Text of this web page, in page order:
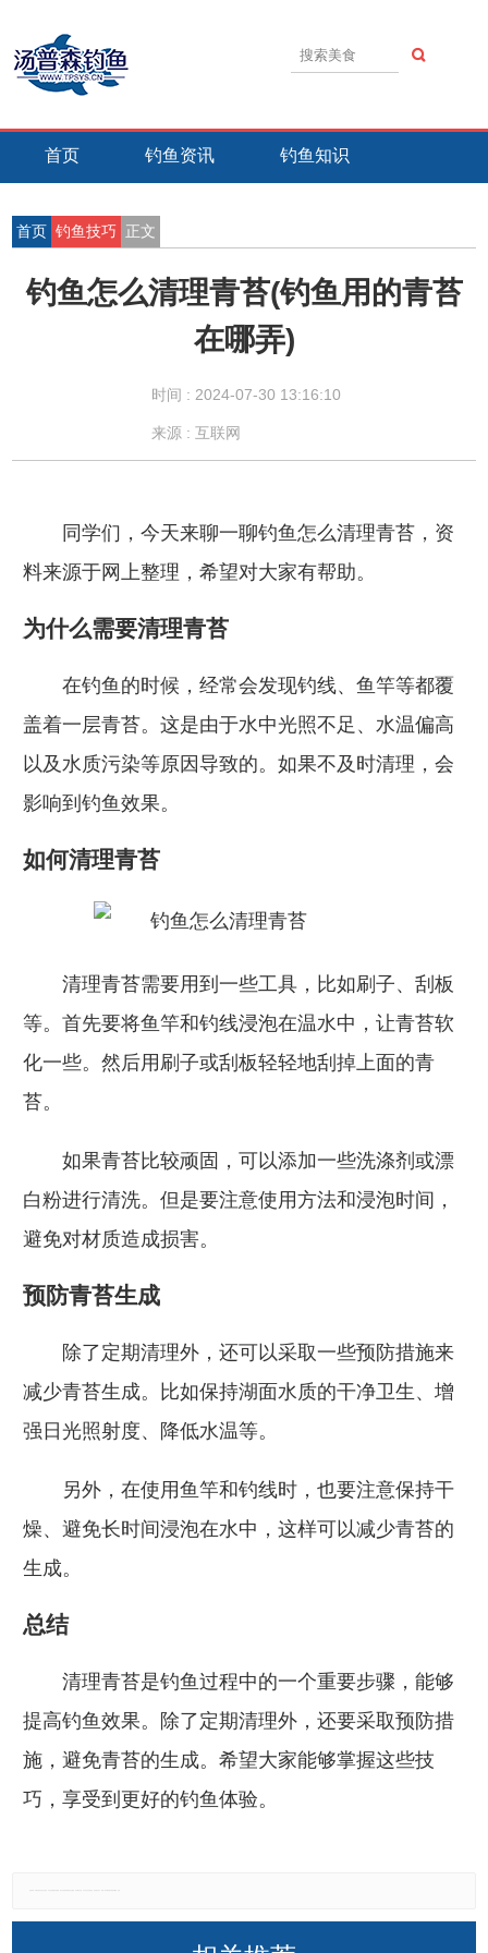
首页 钓鱼资讯 钓鱼知识
首页 钓鱼技巧 正文
钓鱼怎么清理青苔(钓鱼用的青苔
在哪弄)
时间 : 2024-07-30 13:16:10
来源 : 互联网
同学们，今天来聊一聊钓鱼怎么清理青苔，资
料来源于网上整理，希望对大家有帮助。
为什么需要清理青苔
在钓鱼的时候，经常会发现钓线、鱼竿等都覆
盖着一层青苔。这是由于水中光照不足、水温偏高
以及水质污染等原因导致的。如果不及时清理，会
影响到钓鱼效果。
如何清理青苔
清理青苔需要用到一些工具，比如刷子、刮板
等。首先要将鱼竿和钓线浸泡在温水中，让青苔软
化一些。然后用刷子或刮板轻轻地刮掉上面的青
苔。
如果青苔比较顽固，可以添加一些洗涤剂或漂
白粉进行清洗。但是要注意使用方法和浸泡时间，
避免对材质造成损害。
预防青苔生成
除了定期清理外，还可以采取一些预防措施来
减少青苔生成。比如保持湖面水质的干净卫生、增
强日光照射度、降低水温等。
另外，在使用鱼竿和钓线时，也要注意保持干
燥、避免长时间浸泡在水中，这样可以减少青苔的
生成。
总结
清理青苔是钓鱼过程中的一个重要步骤，能够
提高钓鱼效果。除了定期清理外，还要采取预防措
施，避免青苔的生成。希望大家能够掌握这些技
巧，享受到更好的钓鱼体验。